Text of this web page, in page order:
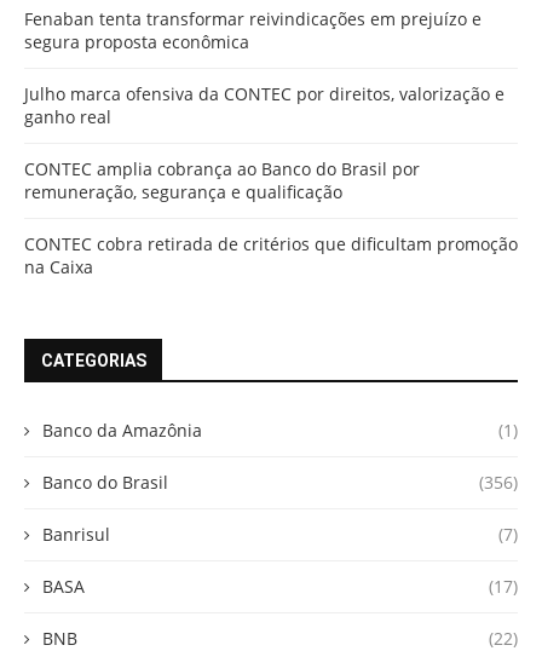
Fenaban tenta transformar reivindicações em prejuízo e
segura proposta econômica
Julho marca ofensiva da CONTEC por direitos, valorização e
ganho real
CONTEC amplia cobrança ao Banco do Brasil por
remuneração, segurança e qualificação
CONTEC cobra retirada de critérios que dificultam promoção
na Caixa
CATEGORIAS
Banco da Amazônia (1)
Banco do Brasil (356)
Banrisul (7)
BASA (17)
BNB (22)